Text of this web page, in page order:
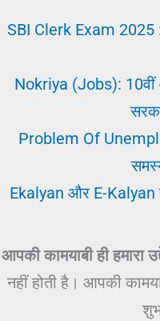
SBI Clerk Exam 2025
Nokriya (Jobs): 10वीं
Problem Of
Ekalyan और E-
आपकी कामयाबी ही हमारा
नहीं होती है। आपकी